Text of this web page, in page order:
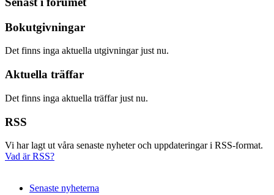
Bokutgivningar
Det finns inga aktuella utgivningar just nu.
Aktuella träffar
Det finns inga aktuella träffar just nu.
RSS
Vi har lagt ut våra senaste nyheter och uppdateringar i RSS-format.
Vad är RSS?
Senaste nyheterna